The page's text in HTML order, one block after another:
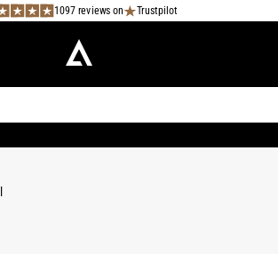
1097 reviews on Trustpilot